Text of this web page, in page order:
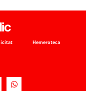
Hemeroteca